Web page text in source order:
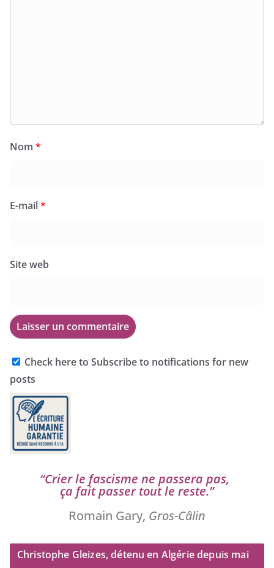
Nom *
E-mail*
Site web
Check here to Subscribe to notifications for new
posts
“Crier le fas­cisme ne pas­se­ra pas,
ça fait pas­ser tout le reste.”
Romain Gary, Gros-Câlin
Christophe Gleizes, détenu en Algérie depuis mai